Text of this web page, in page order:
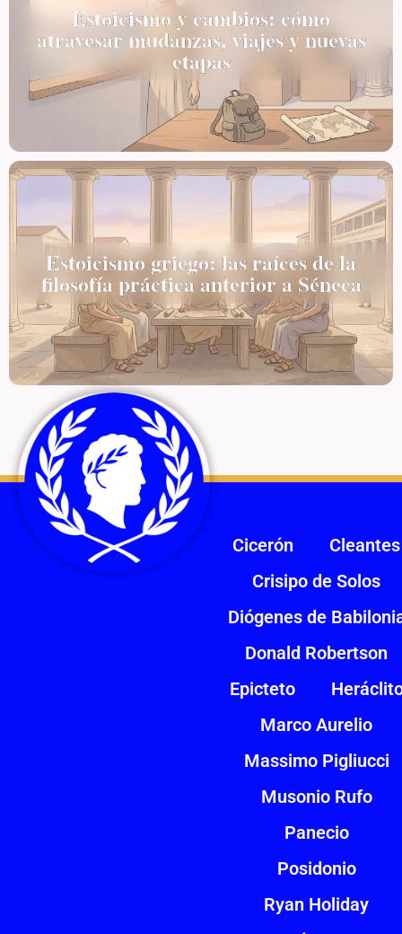
Estoicismo y cambios: cómo
atravesar mudanzas, viajes y nuevas
etapas
Estoicismo griego: las raíces de la
filosofía práctica anterior a Séneca
Cicerón
Cleantes
Crisipo de Solos
Diógenes de
Donald Robertson
Epicteto
Marco Aurelio
Massimo Pigliucci
Musonio Rufo
Panecio
Posidonio
Ryan Holiday